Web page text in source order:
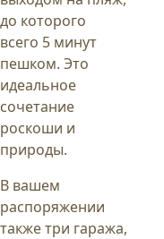
до которого
всего 5 минут
пешком. Это
идеальное
сочетание
роскоши и
природы.
В вашем
распоряжении
также три гаража,